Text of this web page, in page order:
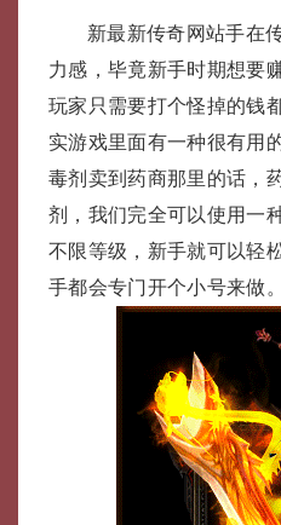
新最新传奇网站手在
力感，毕竟新手时期想要
玩家只需要打个怪掉的钱
实游戏里面有一种很有用
毒剂卖到药商那里的话，
剂，我们完全可以使用一
不限等级，新手就可以轻
手都会专门开个小号来做。